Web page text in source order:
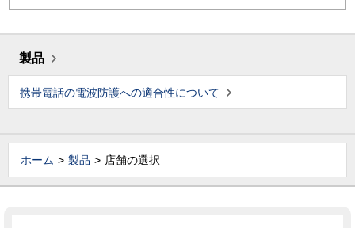
製品
携帯電話の電波防護への適合性について
ホーム 製品 店舗の選択